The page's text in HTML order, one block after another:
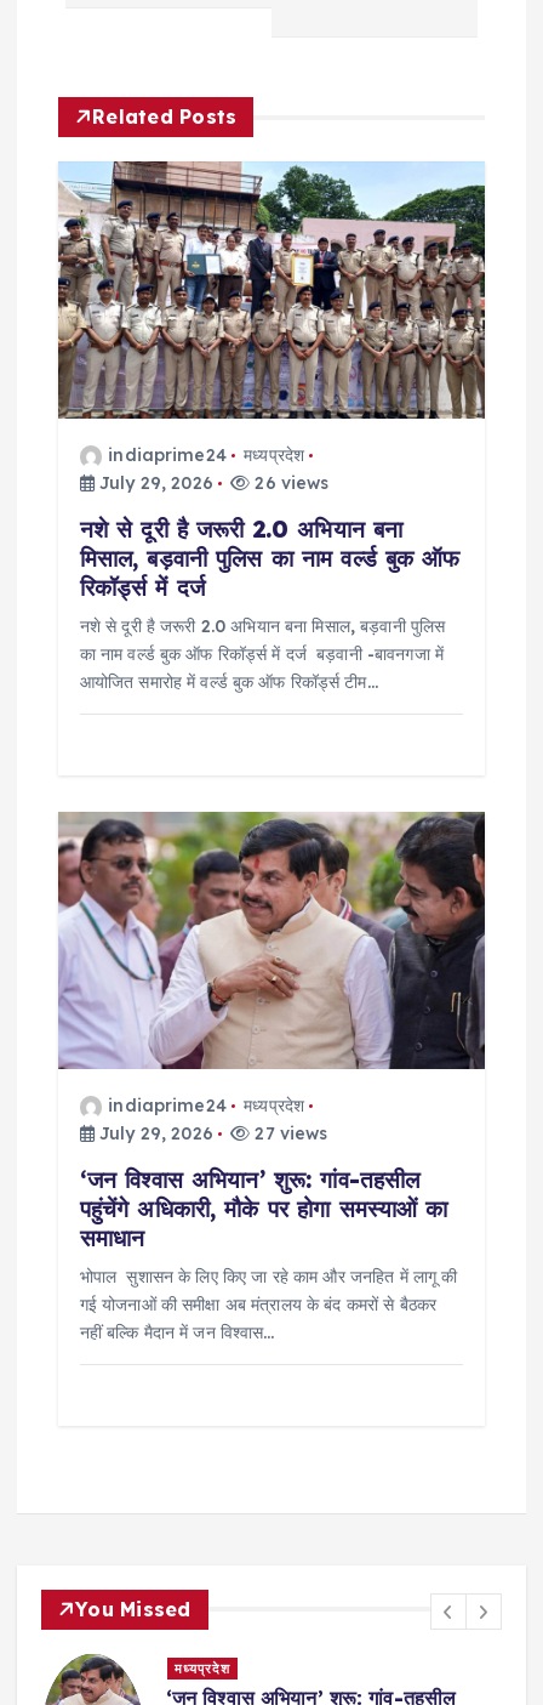
a
v
g
a
t
Related Posts
indiaprime24
मध्यप्रदेश
July 29, 2026
26 views
नशे से दूरी है जरूरी 2.0 अभियान बना
मिसाल, बड़वानी पुलिस का नाम वर्ल्ड बुक ऑफ
रिकॉर्ड्स में दर्ज
नशे से दूरी है जरूरी 2.0 अभियान बना मिसाल, बड़वानी पुलिस
का नाम वर्ल्ड बुक ऑफ रिकॉर्ड्स में दर्ज बड़वानी -बावनगजा में
आयोजित समारोह में वर्ल्ड बुक ऑफ रिकॉर्ड्स टीम…
indiaprime24
मध्यप्रदेश
July 29, 2026
27 views
‘जन विश्वास अभियान’ शुरू: गांव-तहसील
पहुंचेंगे अधिकारी, मौके पर होगा समस्याओं का
समाधान
भोपाल सुशासन के लिए किए जा रहे काम और जनहित में लागू की
गई योजनाओं की समीक्षा अब मंत्रालय के बंद कमरों से बैठकर
नहीं बल्कि मैदान में जन विश्वास…
You Missed
गांव-तहसील
गुरु पूर्णिमा पर ‘गुरु पूजन’ एवं